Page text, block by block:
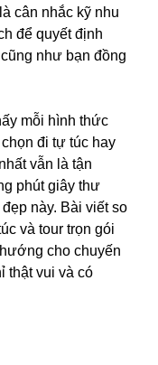
cân nhắc kỹ nhu
để quyết định
như bạn đồng
mỗi hình thức
đi tự túc hay
vẫn là tận
phút giây thư
này. Bài viết so
và tour trọn gói
cho chuyến
thật vui và có